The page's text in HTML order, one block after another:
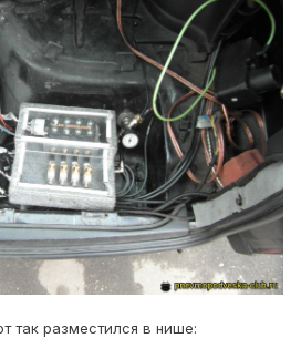
так разместился в нише: